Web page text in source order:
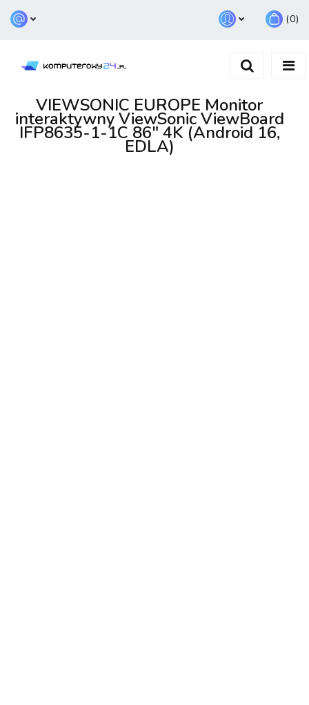
Zarejestruj się
(0)
VIEWSONIC EUROPE Monitor
interaktywny ViewSonic ViewBoard
IFP8635-1-1C 86" 4K (Android 16,
EDLA)